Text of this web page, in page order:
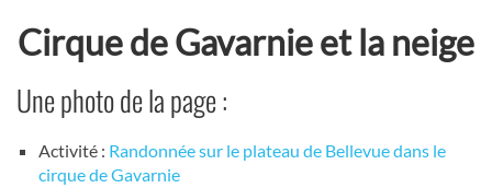
Cirque de Gavarnie et la neige
Une photo de la page :
Activité : Randonnée sur le plateau de Bellevue dans le
cirque de Gavarnie